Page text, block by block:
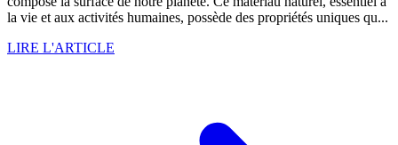
la vie et aux activités humaines, possède des propriétés uniques qu...
LIRE L'ARTICLE